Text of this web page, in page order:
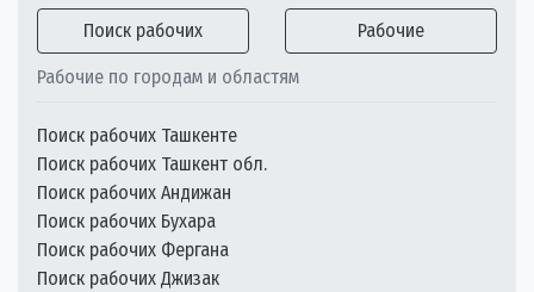
Поиск рабочих Рабочие
Рабочие по городам и областям
Поиск рабочих Ташкенте
Поиск рабочих Ташкент обл.
Поиск рабочих Андижан
Поиск рабочих Бухара
Поиск рабочих Фергана
Поиск рабочих Джизак